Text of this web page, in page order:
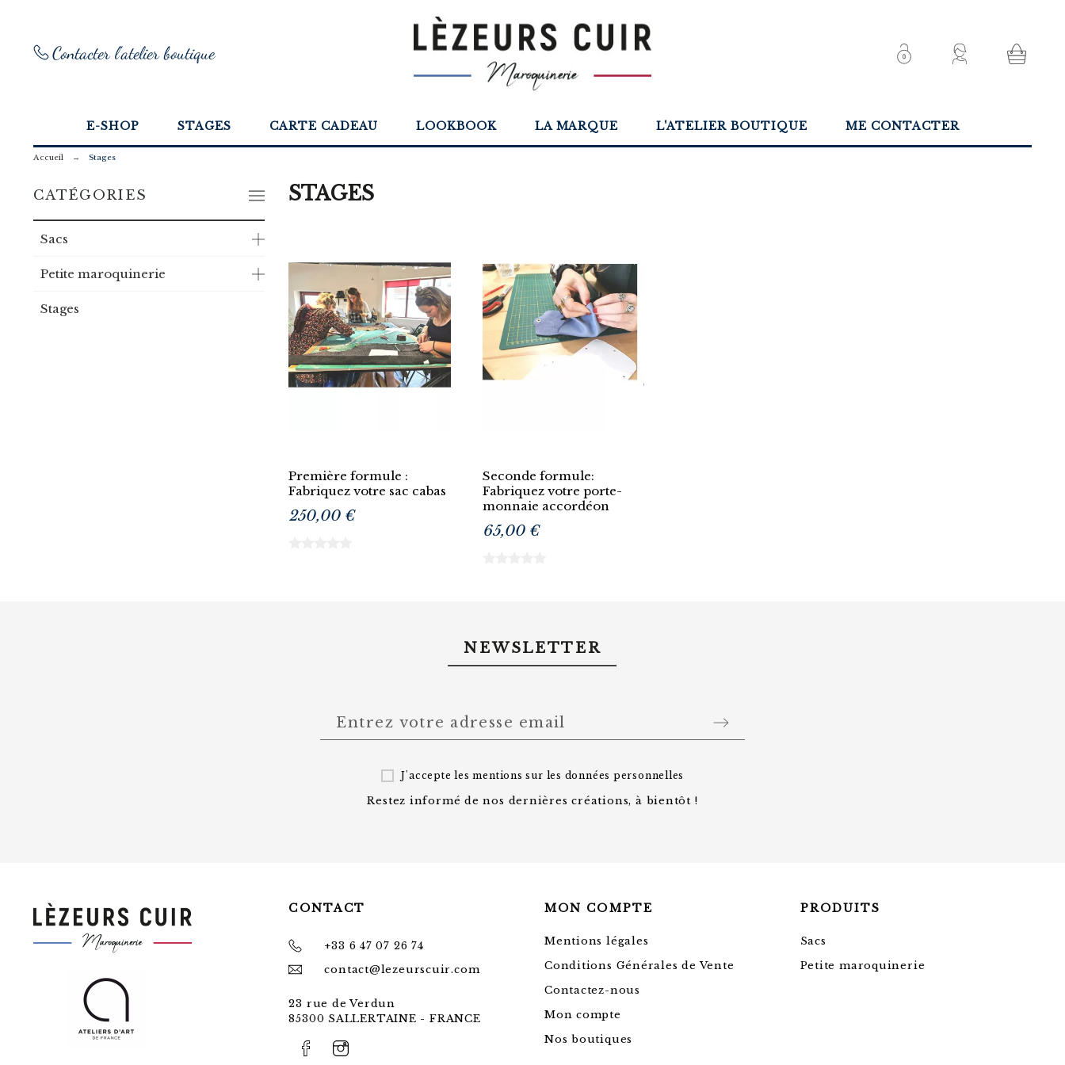
Contacter l'atelier boutique
E-SHOP STAGES CARTE CADEAU LOOKBOOK LA MARQUE L'ATELIER BOUTIQUE ME CONTACTER
Accueil Stages
CATÉGORIES
Sacs
Petite maroquinerie
Stages
STAGES
Première formule :
Fabriquez votre sac cabas
250,00 €
Seconde formule:
Fabriquez votre porte-
monnaie accordéon
65,00 €
NEWSLETTER
J'accepte les mentions sur les données personnelles
Restez informé de nos dernières créations, à bientôt !
CONTACT
+33 6 47 07 26 74
contact@lezeurscuir.com
23 rue de Verdun
85300 SALLERTAINE - FRANCE
MON COMPTE
Mentions légales
Conditions Générales de Vente
Contactez-nous
Mon compte
Nos boutiques
PRODUITS
Sacs
Petite maroquinerie